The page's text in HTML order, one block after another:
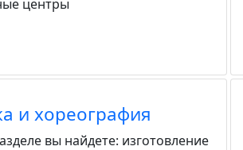
центры
и хореография
вы найдете: изготовление